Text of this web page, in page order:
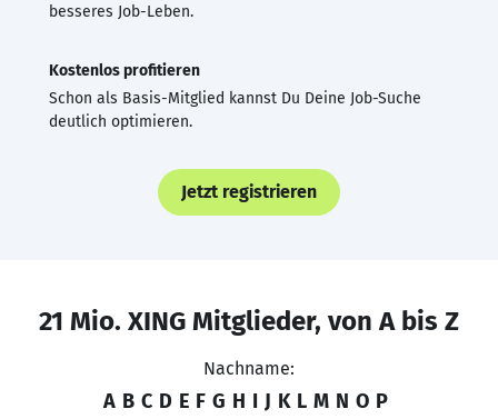
besseres Job-Leben.
Kostenlos profitieren
Schon als Basis-Mitglied kannst Du Deine Job-Suche
deutlich optimieren.
Jetzt registrieren
21 Mio. XING Mitglieder, von A bis Z
Nachname:
A B C D E F G H I J K L M N O P